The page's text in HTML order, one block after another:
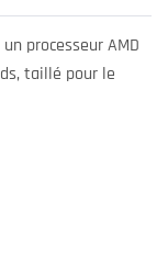
processeur AMD
taillé pour le